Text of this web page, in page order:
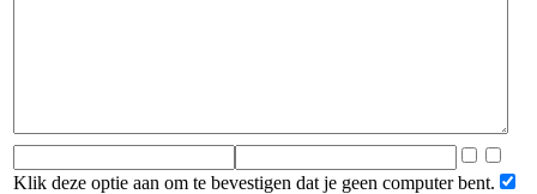
Klik deze optie aan om te bevestigen dat je geen computer bent.